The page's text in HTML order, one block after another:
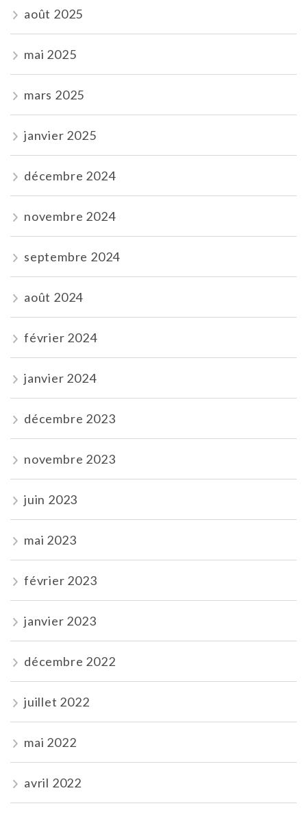
août 2025
mai 2025
mars 2025
janvier 2025
décembre 2024
novembre 2024
septembre 2024
août 2024
février 2024
janvier 2024
décembre 2023
novembre 2023
juin 2023
mai 2023
février 2023
janvier 2023
décembre 2022
juillet 2022
mai 2022
avril 2022